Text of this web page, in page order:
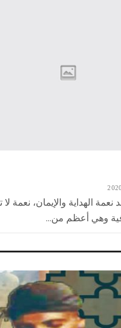
الهداية والإيمان، نعمة لا
وهي أعظم من...